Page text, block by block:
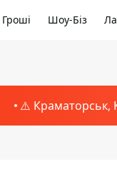
Гроші Шоу-Біз
⚠️ Краматорськ,